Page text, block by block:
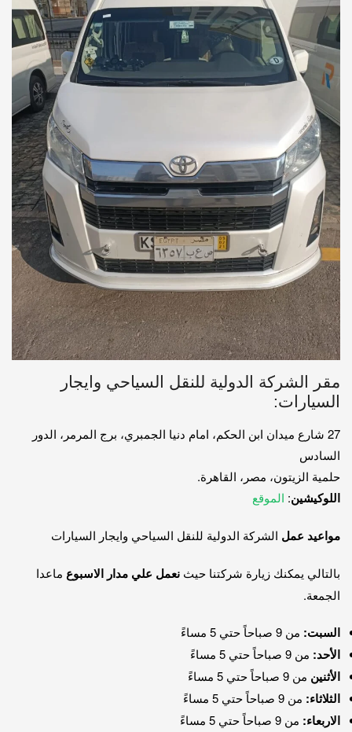
مقر الشركة الدولية للنقل السياحي وايجار
السيارات:
27 شارع ميدان ابن الحكم، امام دنيا الجمبري، برج المرمر، الدور
السادس
حلمية الزيتون، مصر، القاهرة.
اللوكيشين: الموقع
مواعيد عمل الشركة الدولية للنقل السياحي وايجار السيارات
بالتالي يمكنك زيارة شركتنا حيث نعمل علي مدار الاسبوع ماعدا
الجمعة.
السبت: من 9 صباحاً حتي 5 مساءً
الأحد: من 9 صباحاً حتي 5 مساءً
الأثنين من 9 صباحاً حتي 5 مساءً
الثلاثاء: من 9 صباحاً حتي 5 مساءً
الاربعاء: من 9 صباحاً حتي 5 مساءً